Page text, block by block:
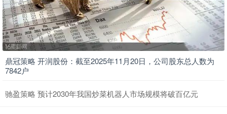
鼎冠策略 开润股份：截至2025年11月20日，公司股东总人数为
7842户
驰盈策略 预计2030年我国炒菜机器人市场规模将破百亿元